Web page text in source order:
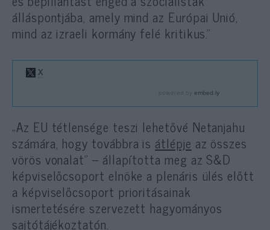
álláspontjába, amely mind az Európai Unió,
mind az izraeli kormány felé kritikus.”
„Az EU tétlensége teszi lehetővé Netanjahu
számára, hogy továbbra is átlépje az összes
vörös vonalat” – állapította meg az S&D
képviselőcsoport elnöke a plenáris ülés előtt
a képviselőcsoport prioritásainak
ismertetésére szervezett hagyományos
sajtótájékoztatón.